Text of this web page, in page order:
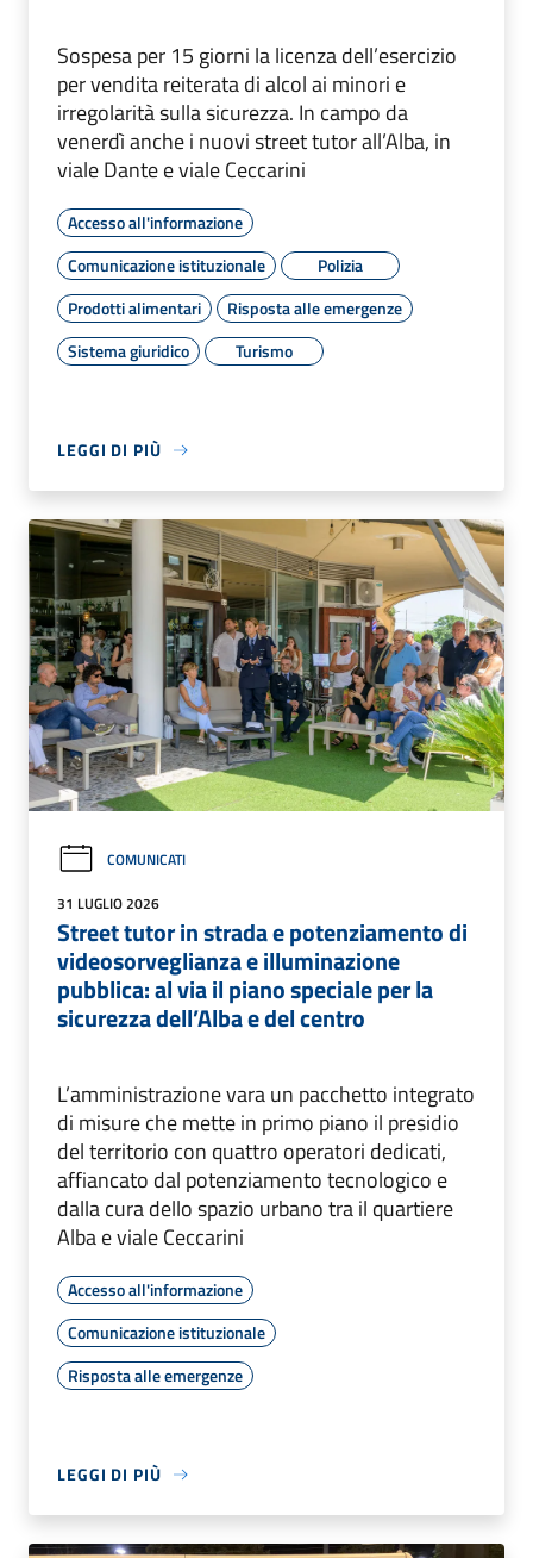
Sospesa per 15 giorni la licenza dell’esercizio
per vendita reiterata di alcol ai minori e
irregolarità sulla sicurezza. In campo da
venerdì anche i nuovi street tutor all’Alba, in
viale Dante e viale Ceccarini
Accesso all'informazione
Comunicazione istituzionale
Polizia
Prodotti alimentari
Risposta alle emergenze
Sistema giuridico
Turismo
LEGGI DI PIÙ
COMUNICATI
31 LUGLIO 2026
Street tutor in strada e potenziamento di
videosorveglianza e illuminazione
pubblica: al via il piano speciale per la
sicurezza dell’Alba e del centro
L’amministrazione vara un pacchetto integrato
di misure che mette in primo piano il presidio
del territorio con quattro operatori dedicati,
affiancato dal potenziamento tecnologico e
dalla cura dello spazio urbano tra il quartiere
Alba e viale Ceccarini
Accesso all'informazione
Comunicazione istituzionale
Risposta alle emergenze
LEGGI DI PIÙ